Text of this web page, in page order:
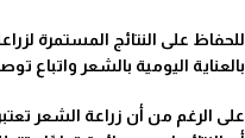
للحفاظ على النتائج المستمرة
بالعناية اليومية بالشعر واتباع
على الرغم من أن زراعة الشعر